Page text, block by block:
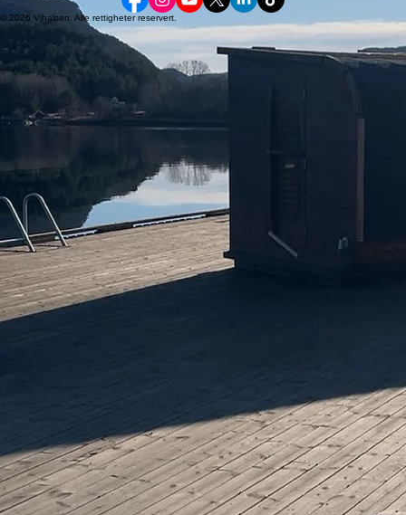
© 2026 Vihalsen. Alle rettigheter reservert.